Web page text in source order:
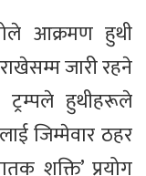
आक्रमण हुथी
जारी रहने
ट्रम्पले हुथीहरूले
जिम्मेवार ठहर
शक्ति’ प्रयोग